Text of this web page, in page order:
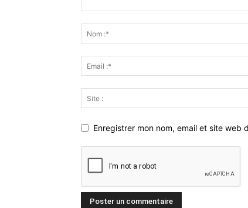
Enregistrer mon nom, email et site web